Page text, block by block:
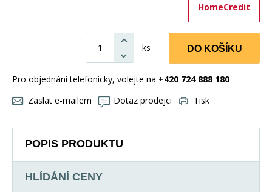
HomeCredit
ks DO KOŠÍKU
Pro objednání telefonicky, volejte na +420 724 888 180
Zaslat e-mailem
Dotaz prodejci Tisk
POPIS PRODUKTU
HLÍDÁNÍ CENY